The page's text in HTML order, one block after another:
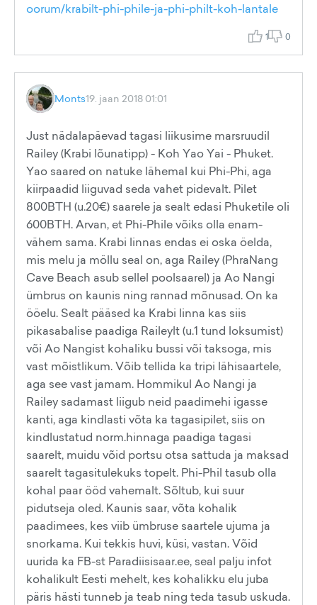
oorum/krabilt-phi-phile-ja-phi-philt-koh-lantale
1 0
Monts19. jaan 2018 01:01
Just nädalapäevad tagasi liikusime marsruudil
Railey (Krabi lõunatipp) - Koh Yao Yai - Phuket.
Yao saared on natuke lähemal kui Phi-Phi, aga
kiirpaadid liiguvad seda vahet pidevalt. Pilet
800BTH (u.20€) saarele ja sealt edasi Phuketile oli
600BTH. Arvan, et Phi-Phile võiks olla enam-
vähem sama. Krabi linnas endas ei oska öelda,
mis melu ja möllu seal on, aga Railey (PhraNang
Cave Beach asub sellel poolsaarel) ja Ao Nangi
ümbrus on kaunis ning rannad mõnusad. On ka
ööelu. Sealt pääsed ka Krabi linna kas siis
pikasabalise paadiga Raileylt (u.1 tund loksumist)
või Ao Nangist kohaliku bussi või taksoga, mis
vast mõistlikum. Võib tellida ka tripi lähisaartele,
aga see vast jamam. Hommikul Ao Nangi ja
Railey sadamast liigub neid paadimehi igasse
kanti, aga kindlasti võta ka tagasipilet, siis on
kindlustatud norm.hinnaga paadiga tagasi
saarelt, muidu võid portsu otsa sattuda ja maksad
saarelt tagasitulekuks topelt. Phi-Phil tasub olla
kohal paar ööd vahemalt. Sõltub, kui suur
pidutseja oled. Kaunis saar, võta kohalik
paadimees, kes viib ümbruse saartele ujuma ja
snorkama. Kui tekkis huvi, küsi, vastan. Võid
uurida ka FB-st Paradiisisaar.ee, seal palju infot
kohalikult Eesti mehelt, kes kohalikku elu juba
päris hästi tunneb ja teab ning teda tasub uskuda.